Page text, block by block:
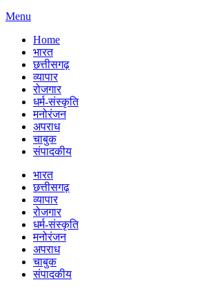
Menu
Home
भारत
छत्तीसगढ़
व्यापार
रोजगार
धर्म-संस्कृति
मनोरंजन
अपराध
चाबुक
संपादकीय
भारत
छत्तीसगढ़
व्यापार
रोजगार
धर्म-संस्कृति
मनोरंजन
अपराध
चाबुक
संपादकीय